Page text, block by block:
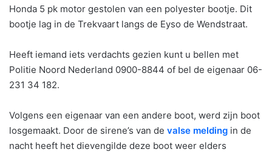
Honda 5 pk motor gestolen van een polyester bootje. Dit
bootje lag in de Trekvaart langs de Eyso de Wendstraat.
Heeft iemand iets verdachts gezien kunt u bellen met
Politie Noord Nederland 0900-8844 of bel de eigenaar 06-
231 34 182.
Volgens een eigenaar van een andere boot, werd zijn boot
losgemaakt. Door de sirene’s van de valse melding in de
nacht heeft het dievengilde deze boot weer elders